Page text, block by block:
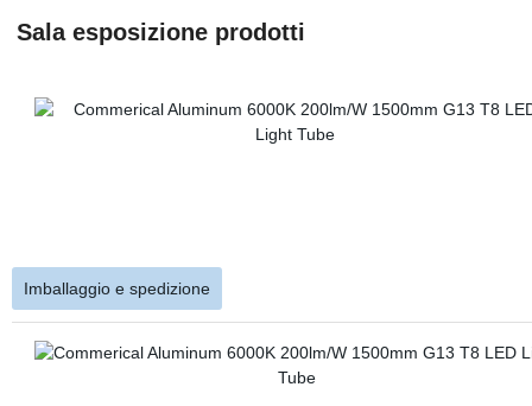
Sala esposizione prodotti
Imballaggio e spedizione